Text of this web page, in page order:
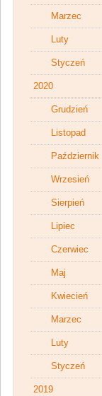
Marzec
Luty
Styczeń
2020
Grudzień
Listopad
Październik
Wrzesień
Sierpień
Lipiec
Czerwiec
Maj
Kwiecień
Marzec
Luty
Styczeń
2019